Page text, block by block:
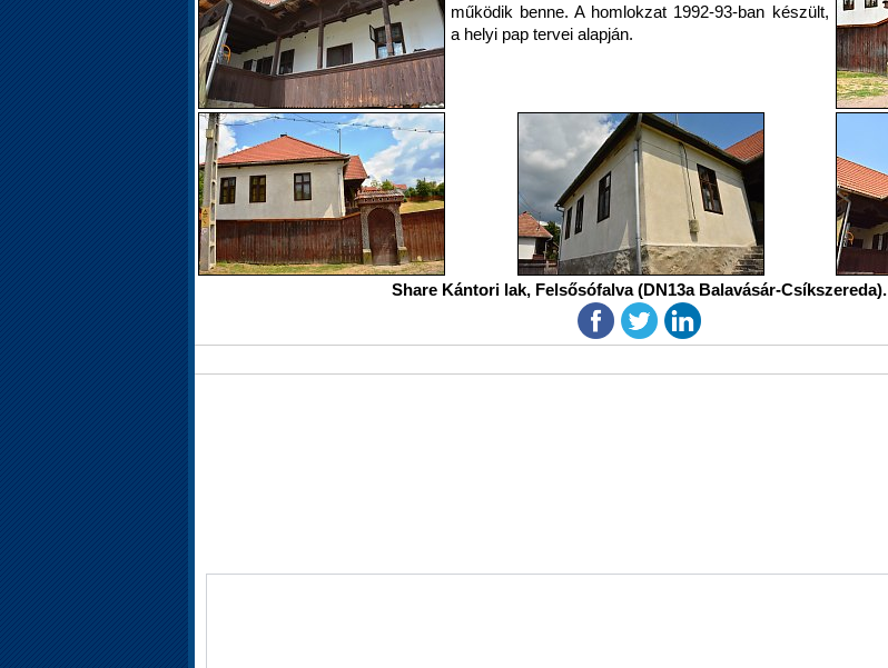
működik benne. A homlokzat 1992-93-ban készült,
a helyi pap tervei alapján.
Share Kántori lak, Felsősófalva (DN13a Balavásár-Csíkszereda).